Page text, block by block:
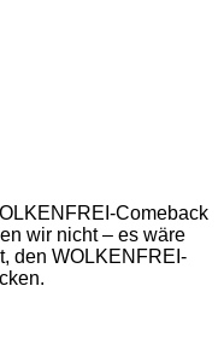
Comeback
wir nicht – es wäre
den WOLKENFREI-